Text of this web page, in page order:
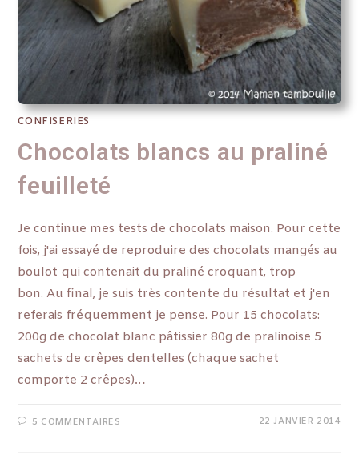
CONFISERIES
Chocolats blancs au praliné
feuilleté
Je continue mes tests de chocolats maison. Pour cette
fois, j'ai essayé de reproduire des chocolats mangés au
boulot qui contenait du praliné croquant, trop
bon. Au final, je suis très contente du résultat et j'en
referais fréquemment je pense. Pour 15 chocolats:
200g de chocolat blanc pâtissier 80g de pralinoise 5
sachets de crêpes dentelles (chaque sachet
comporte 2 crêpes)…
5 COMMENTAIRES 22 JANVIER 2014